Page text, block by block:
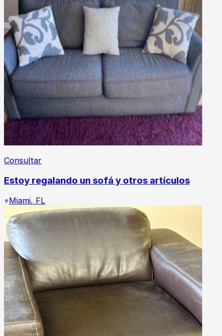
Consultar
Estoy regalando un sofá y otros artículos
Miami, FL